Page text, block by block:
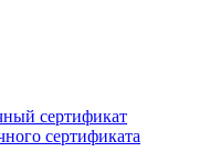
сертификат